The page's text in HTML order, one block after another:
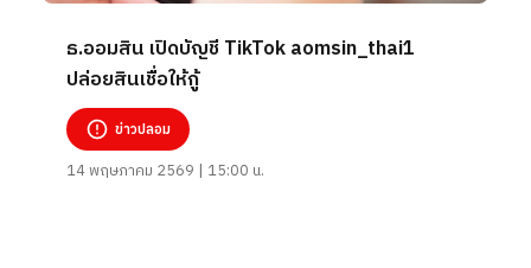
ธ.ออมสิน เปิดบัญชี TikTok aomsin_thai1
ปล่อยสินเชื่อให้กู้
ข่าวปลอม
14 พฤษภาคม 2569 | 15:00 น.